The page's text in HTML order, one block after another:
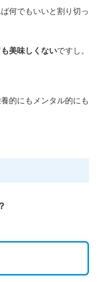
何でもいいと割り切っ
美味しくないですし。
的にもメンタル的にも